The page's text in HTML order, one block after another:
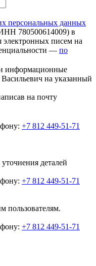
персональных данных
780500614009) в
электронных писем на
— по
информационные
на указанный
на почту
+7 812 449-51-71
деталей
+7 812 449-51-71
пользователям.
+7 812 449-51-71